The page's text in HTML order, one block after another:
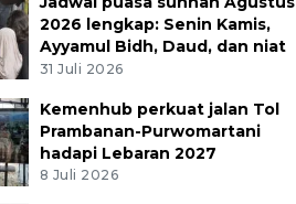
2026 lengkap: Senin Kamis,
Ayyamul Bidh, Daud, dan niat
31 Juli 2026
Kemenhub perkuat jalan Tol
Prambanan-Purwomartani
hadapi Lebaran 2027
8 Juli 2026